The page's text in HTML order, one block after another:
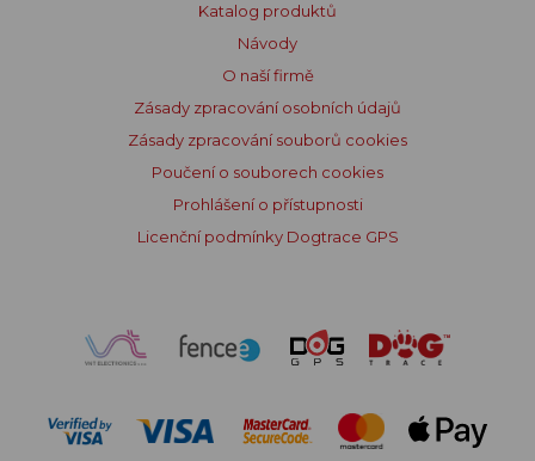
Katalog produktů
Návody
O naší firmě
Zásady zpracování osobních údajů
Zásady zpracování souborů cookies
Poučení o souborech cookies
Prohlášení o přístupnosti
Licenční podmínky Dogtrace GPS